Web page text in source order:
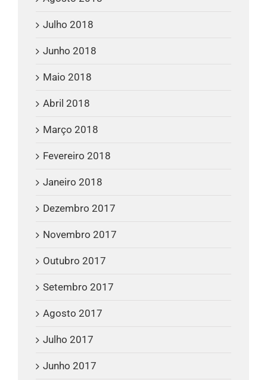
Julho 2018
Junho 2018
Maio 2018
Abril 2018
Março 2018
Fevereiro 2018
Janeiro 2018
Dezembro 2017
Novembro 2017
Outubro 2017
Setembro 2017
Agosto 2017
Julho 2017
Junho 2017